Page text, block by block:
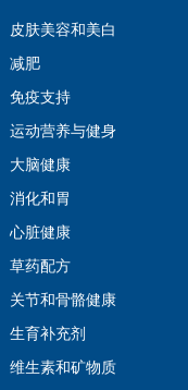
皮肤美容和美白
减肥
免疫支持
运动营养与健身
大脑健康
消化和胃
心脏健康
草药配方
关节和骨骼健康
生育补充剂
维生素和矿物质